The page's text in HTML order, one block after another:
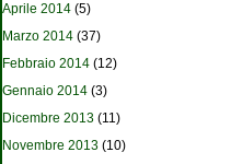
Aprile 2014 (5)
Marzo 2014 (37)
Febbraio 2014 (12)
Gennaio 2014 (3)
Dicembre 2013 (11)
Novembre 2013 (10)